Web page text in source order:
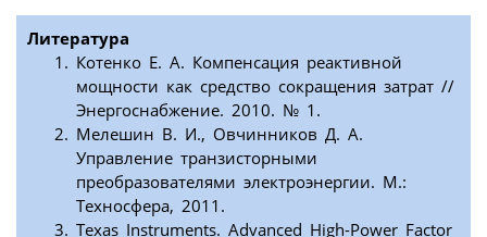
Литература
Котенко Е. А. Компенсация реактивной
мощности как средство сокращения затрат //
Энергоснабжение. 2010. № 1.
Мелешин В. И., Овчинников Д. А.
Управление транзисторными
преобразователями электроэнергии. М.:
Техносфера, 2011.
Texas Instruments. Advanced High-Power Factor